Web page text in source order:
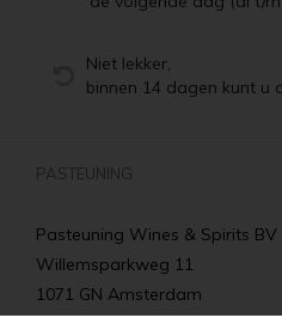
Niet lekker,
binnen 14 dagen kunt u
PASTEUNING
Pasteuning Wines & Spirits BV
Willemsparkweg 11
1071 GN Amsterdam